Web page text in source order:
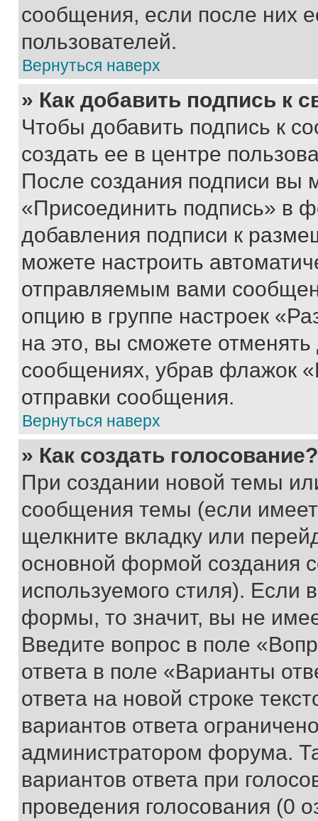
сообщения, если после них
пользователей.
Вернуться наверх
» Как добавить подпись к
Чтобы добавить подпись к
создать ее в центре
После создания подписи вы
«Присоединить подпись» в
добавления подписи к
можете настроить
отправляемым вами
опцию в группе настроек
на это, вы сможете
сообщениях, убрав флажок
отправки сообщения.
Вернуться наверх
» Как создать голосование?
При создании новой темы
сообщения темы (если
щелкните вкладку или
основной формой создания
используемого стиля). Если
формы, то значит, вы не
Введите вопрос в поле
ответа в поле «Варианты
ответа на новой строке
вариантов ответа
администратором форума.
вариантов ответа при
проведения голосования (0